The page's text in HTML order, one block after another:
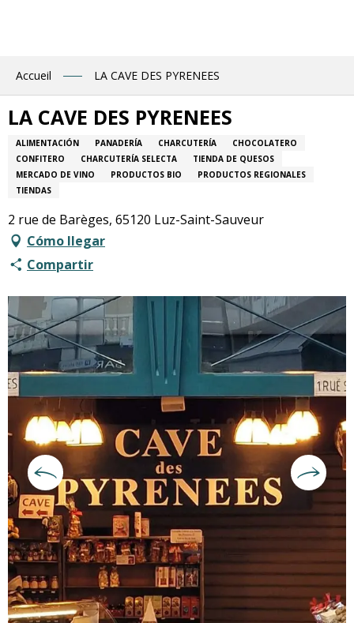
Accueil LA CAVE DES PYRENEES
LA CAVE DES PYRENEES
ALIMENTACIÓN PANADERÍA CHARCUTERÍA
CHOCOLATERO
CONFITERO
CHARCUTERÍA SELECTA
TIENDA DE QUESOS
MERCADO DE VINO
PRODUCTOS BIO
PRODUCTOS REGIONALES
TIENDAS
2 rue de Barèges, 65120 Luz-Saint-Sauveur
Cómo llegar
Compartir